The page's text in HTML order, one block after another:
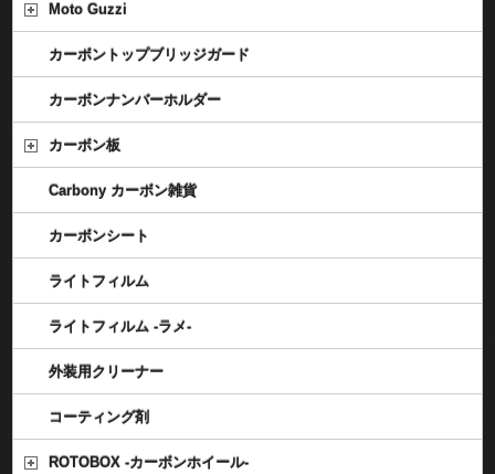
Moto Guzzi
カーボントップブリッジガード
カーボンナンバーホルダー
カーボン板
Carbony カーボン雑貨
カーボンシート
ライトフィルム
ライトフィルム -ラメ-
外装用クリーナー
コーティング剤
ROTOBOX -カーボンホイール-